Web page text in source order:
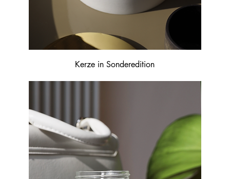
Kerze in Sonderedition